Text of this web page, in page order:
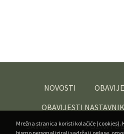
NOVOSTI
OBAVIJESTI
JAVNA
POZIVI I
Mrežna stranica koristi kolačiće